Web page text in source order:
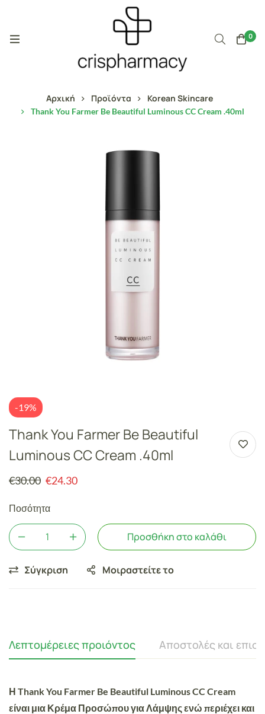
0
Αρχική Προϊόντα Korean Skincare
Thank You Farmer Be Beautiful Luminous CC Cream .40ml
-19%
Thank You Farmer Be Beautiful
Luminous CC Cream .40ml
€30.00 €24.30
Ποσότητα
Προσθήκη στο καλάθι
Σύγκριση Μοιραστείτε το
Λεπτομέρειες προιόντος Αποστολές και
Η Thank You Farmer Be Beautiful Luminous CC Cream
είναι μια Κρέμα Προσώπου για Λάμψης ενώ περιέχει και